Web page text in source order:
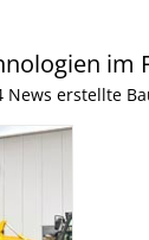
im
News erstellte